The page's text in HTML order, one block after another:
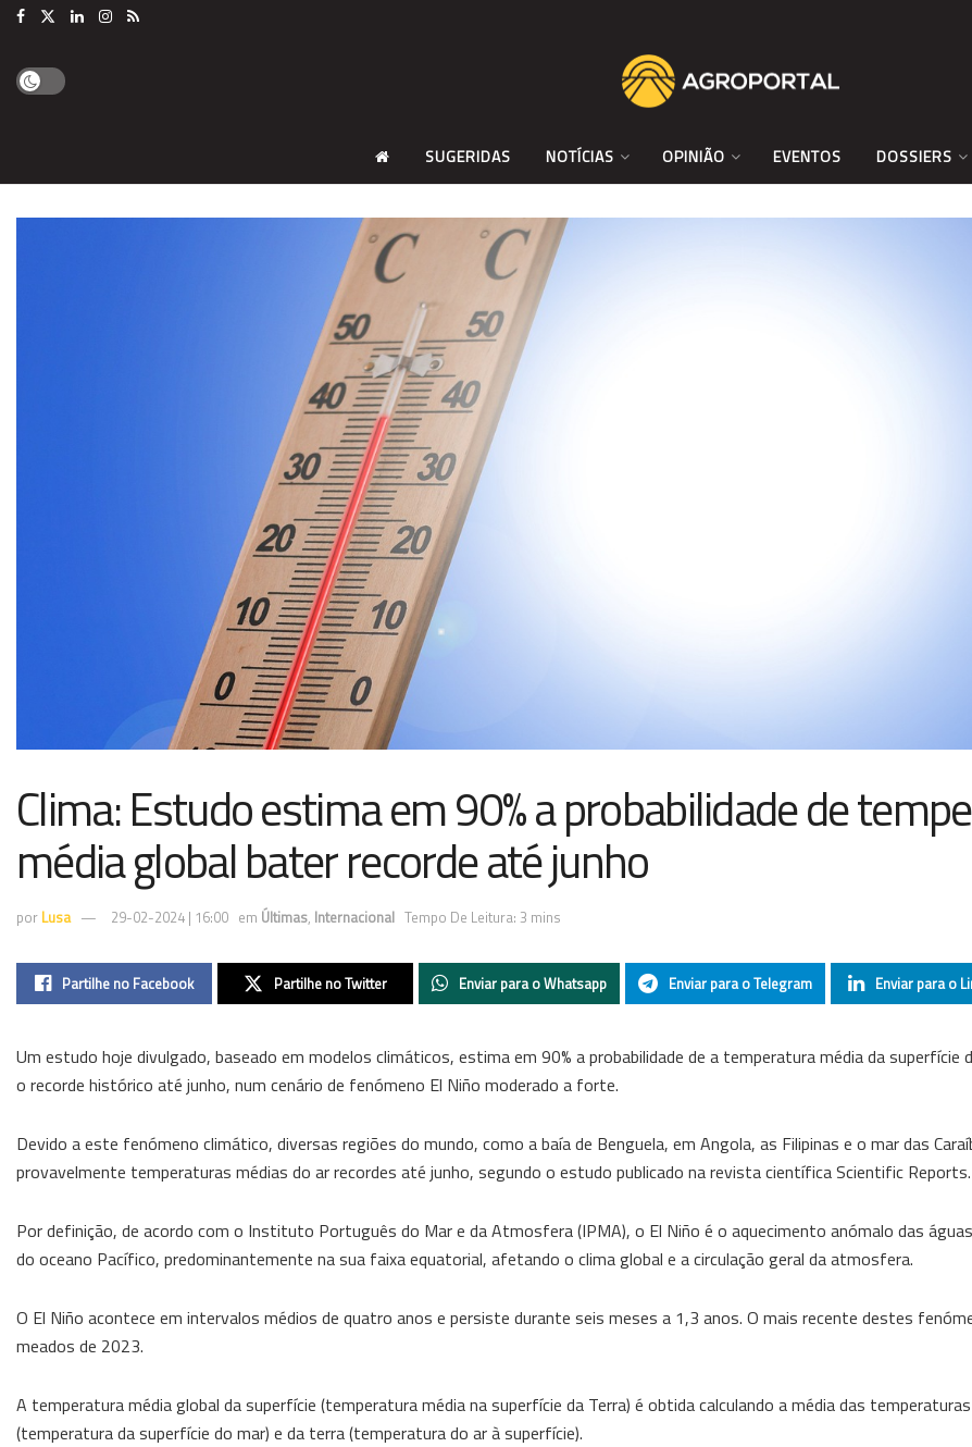
SUGERIDAS NOTÍCIAS OPINIÃO EVENTOS DOSSIERS
Clima: Estudo estima em 90% a probabilidade de
média global bater recorde até junho
por Lusa 29-02-2024 | 16:00 em Últimas, Internacional Tempo De Leitura: 3 mins
Partilhe no Facebook Partilhe no Twitter Enviar para o Whatsapp Enviar para o Telegram Enviar para o
Um estudo hoje divulgado, baseado em modelos climáticos, estima em 90% a probabilidade de a temperatura média da superfície
o recorde histórico até junho, num cenário de fenómeno El Niño moderado a forte.
Devido a este fenómeno climático, diversas regiões do mundo, como a baía de Benguela, em Angola, as Filipinas e o mar das
provavelmente temperaturas médias do ar recordes até junho, segundo o estudo publicado na revista científica Scientific Reports.
Por definição, de acordo com o Instituto Português do Mar e da Atmosfera (IPMA), o El Niño é o aquecimento anómalo das
do oceano Pacífico, predominantemente na sua faixa equatorial, afetando o clima global e a circulação geral da atmosfera.
O El Niño acontece em intervalos médios de quatro anos e persiste durante seis meses a 1,3 anos. O mais recente destes
meados de 2023.
A temperatura média global da superfície (temperatura média na superfície da Terra) é obtida calculando a média das
(temperatura da superfície do mar) e da terra (temperatura do ar à superfície).